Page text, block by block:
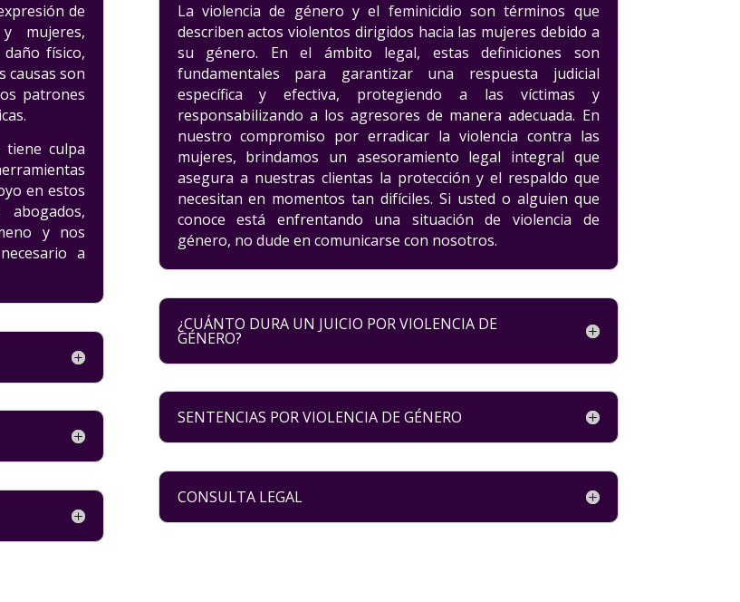
de
mujeres,
físico,
causas son
patrones
culpa
en estos
y nos
a
La violencia de género y el feminicidio son términos que
describen actos violentos dirigidos hacia las mujeres debido a
su género. En el ámbito legal, estas definiciones son
fundamentales para garantizar una respuesta judicial
específica y efectiva, protegiendo a las víctimas y
responsabilizando a los agresores de manera adecuada. En
nuestro compromiso por erradicar la violencia contra las
mujeres, brindamos un asesoramiento legal integral que
asegura a nuestras clientas la protección y el respaldo que
necesitan en momentos tan difíciles. Si usted o alguien que
conoce está enfrentando una situación de violencia de
género, no dude en comunicarse con nosotros.
¿CUÁNTO DURA UN JUICIO POR VIOLENCIA DE
GÉNERO?
SENTENCIAS POR VIOLENCIA DE GÉNERO
CONSULTA LEGAL